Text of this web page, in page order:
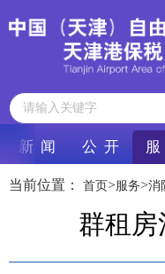
新 闻 公 开 服
当前位置： 首页>服务>消
群租